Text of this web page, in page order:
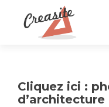
Cliquez ici :
d’architecture